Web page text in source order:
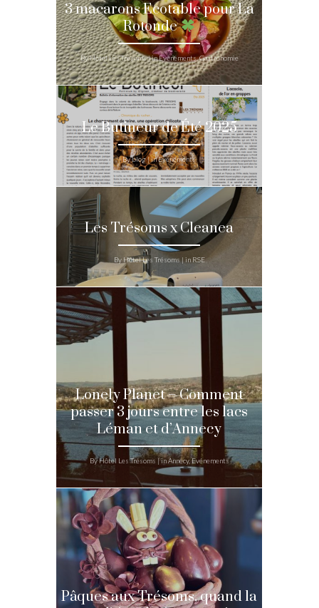
3 macarons Ecotable pour La
Rotonde
By Hôtel Les Trésoms | in Evénements, Gastronomie
Le Butineur de Été 2025
By blog | in Evénements
Les Trésoms x Cleanea
By Hôtel Les Trésoms | in RSE
Lonely Planet – Comment
passer 3 jours entre les lacs
Léman et d’Annecy
By Hôtel Les Trésoms | in Annecy, Evénements
Pâques aux Trésoms, quand la